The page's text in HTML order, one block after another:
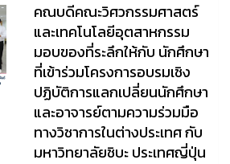
คณบดีคณะวิศวกรรมศาสตร์
และเทคโนโลยีอุตสาหกรรม
มอบของที่ระลึกให้กับ นักศึกษา
ที่เข้าร่วมโครงการอบรมเชิง
ปฏิบัติการแลกเปลี่ยนนักศึกษา
และอาจารย์ตามความร่วมมือ
ทางวิชาการในต่างประเทศ กับ
มหาวิทยาลัยชิบะ ประเทศญี่ปุ่น